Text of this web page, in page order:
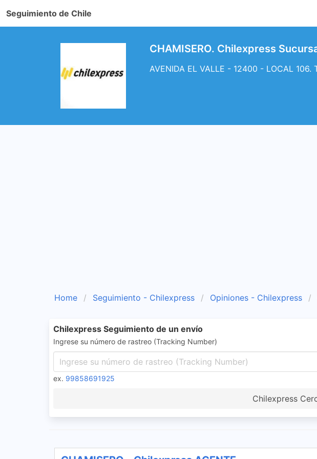
Seguimiento de Chile
CHAMISERO. Chilexpress
AVENIDA EL VALLE - 12400 - LOCAL
Home Seguimiento - Chilexpress Opiniones - Chilexpress
Chilexpress Seguimiento de un envío
Ingrese su número de rastreo (Tracking Number)
ex. 99858691925
Chilexpress